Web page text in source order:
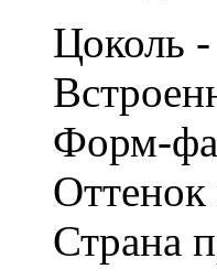
Цоколь
Форм-
Страна